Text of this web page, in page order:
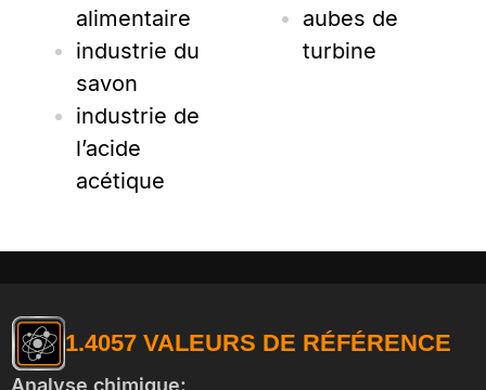
alimentaire
industrie du
savon
industrie de
l’acide
acétique
aubes de
turbine
1.4057 VALEURS DE RÉFÉRENCE
Analyse chimique: